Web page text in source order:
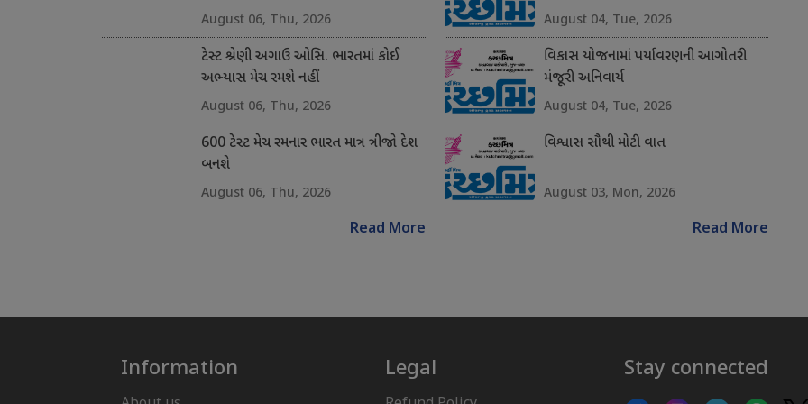
August 06, Thu, 2026
ટેસ્ટ શ્રેણી અગાઉ ઓસિ. ભારતમાં કોઈ
અભ્યાસ મેચ રમશે નહીં
August 06, Thu, 2026
600 ટેસ્ટ મેચ રમનાર ભારત માત્ર ત્રીજો દેશ
બનશે
August 06, Thu, 2026
Read More
August 04, Tue, 2026
વિકાસ યોજનામાં પર્યાવરણની આગોતરી
મંજૂરી અનિવાર્ય
August 04, Tue, 2026
વિશ્વાસ સૌથી મોટી વાત
August 03, Mon, 2026
Read More
Information Legal Stay connected